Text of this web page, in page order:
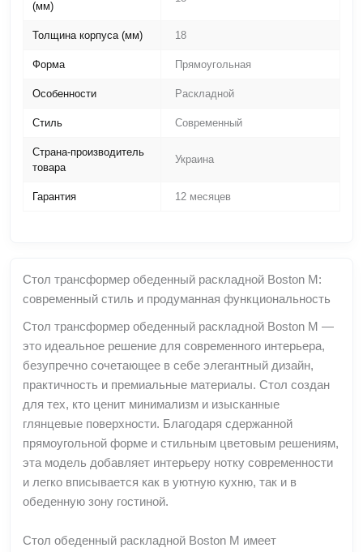
(мм)
Толщина корпуса (мм) 18
Форма Прямоугольная
Особенности Раскладной
Стиль Современный
Страна-производитель
товара
Украина
Гарантия 12 месяцев
Стол трансформер обеденный раскладной Boston M:
современный стиль и продуманная функциональность
Стол трансформер обеденный раскладной Boston M —
это идеальное решение для современного интерьера,
безупречно сочетающее в себе элегантный дизайн,
практичность и премиальные материалы. Стол создан
для тех, кто ценит минимализм и изысканные
глянцевые поверхности. Благодаря сдержанной
прямоугольной форме и стильным цветовым решениям,
эта модель добавляет интерьеру нотку современности
и легко вписывается как в уютную кухню, так и в
обеденную зону гостиной.
Стол обеденный раскладной Boston M имеет